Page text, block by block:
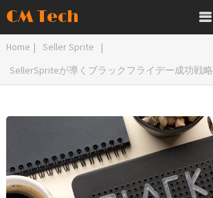
CM Tech
Home | Seller Sprite
|
SellerSpriteが導くブラックフライデー成功戦略